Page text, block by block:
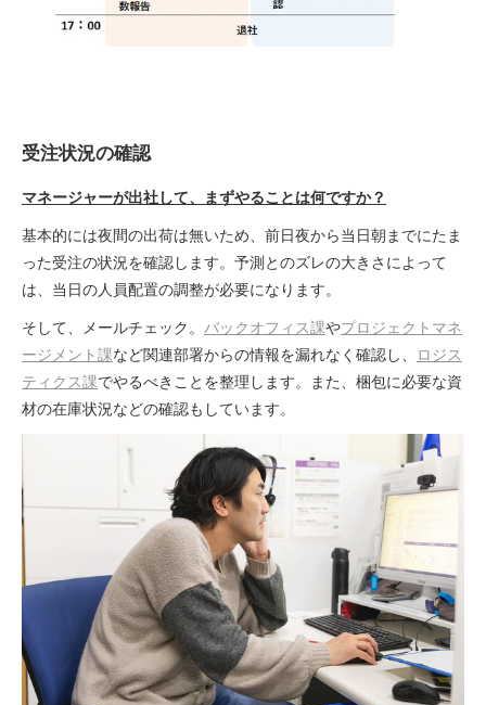
受注状況の確認
マネージャーが出社して、まずやることは何ですか？
基本的には夜間の出荷は無いため、前日夜から当日朝までにたま
った受注の状況を確認します。予測とのズレの大きさによって
は、当日の人員配置の調整が必要になります。
そして、メールチェック。 バックオフィス課やプロジェクトマネ
ージメント課など関連部署からの情報を漏れなく確認し、
ロジス
ティクス課でやるべきことを整理します。また、梱包に必要な資
材の在庫状況などの確認もしています。